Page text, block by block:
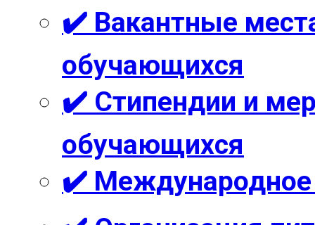
✔️ Вакантные
обучающихся
✔️ Стипендии и
обучающихся
✔️ Международное